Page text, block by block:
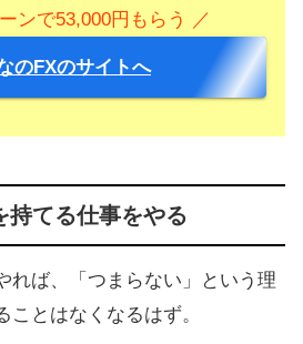
ンで53,000円もらう ／
のFXのサイトへ
持てる仕事をやる
れば、「つまらない」という理
とはなくなるはず。